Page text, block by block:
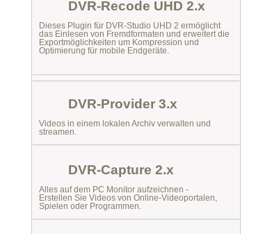
DVR-Recode UHD 2.x
Dieses Plugin für DVR-Studio UHD 2 ermöglicht
das Einlesen von Fremdformaten und erweitert die
Exportmöglichkeiten um Kompression und
Optimierung für mobile Endgeräte.
DVR-Provider 3.x
Videos in einem lokalen Archiv verwalten und
streamen.
DVR-Capture 2.x
Alles auf dem PC Monitor aufzeichnen -
Erstellen Sie Videos von Online-Videoportalen,
Spielen oder Programmen.